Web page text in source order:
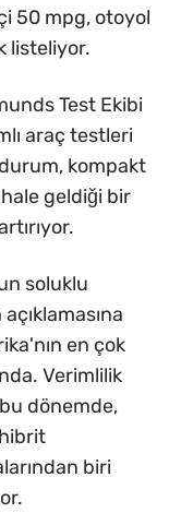
50 mpg, otoyol
listeliyor.
Test Ekibi
araç testleri
kompakt
geldiği bir
soluklu
en çok
Verimlilik
dönemde,
biri